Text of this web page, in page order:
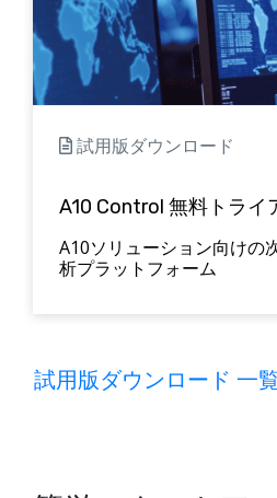
試用版ダウンロード
A10 Control 無料トライ
A10ソリューション向けの
析プラットフォーム
試用版ダウンロード 一